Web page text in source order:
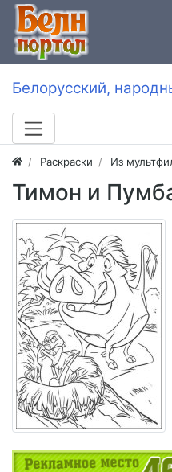
Белорусский,
Раскраски Из
Тимон и